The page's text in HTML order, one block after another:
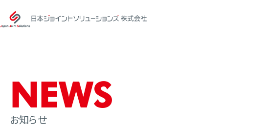
NEWS
お知らせ